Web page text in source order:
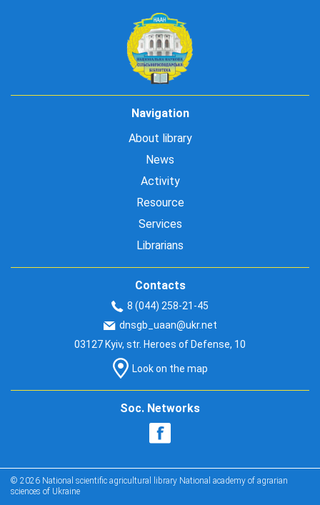
Navigation
About library
News
Activity
Resource
Services
Librarians
Contacts
8 (044) 258-21-45
dnsgb_uaan@ukr.net
03127 Kyiv, str. Heroes of Defense, 10
Look on the map
Soc. Networks
© 2026 National scientific agricultural library National academy of agrarian
sciences of Ukraine